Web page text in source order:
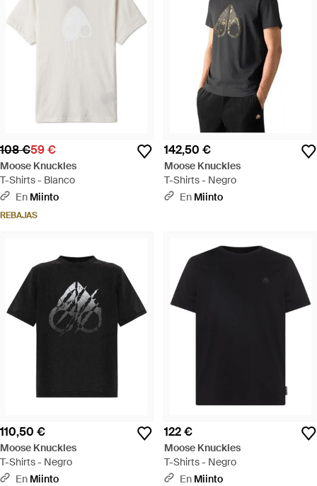
108 €59 €
Moose Knuckles
T-Shirts - Blanco
En Miinto
REBAJAS
142,50 €
Moose Knuckles
T-Shirts - Negro
En Miinto
110,50 €
Moose Knuckles
T-Shirts - Negro
En Miinto
122 €
Moose Knuckles
T-Shirts - Negro
En Miinto